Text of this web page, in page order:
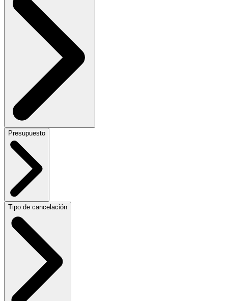
Presupuesto
Tipo de cancelación